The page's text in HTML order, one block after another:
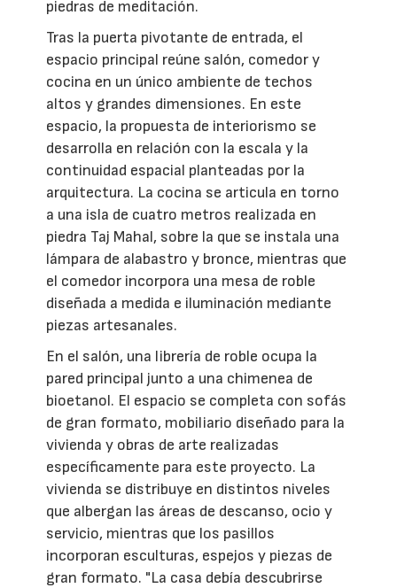
piedras de meditación.
Tras la puerta pivotante de entrada, el
espacio principal reúne salón, comedor y
cocina en un único ambiente de techos
altos y grandes dimensiones. En este
espacio, la propuesta de interiorismo se
desarrolla en relación con la escala y la
continuidad espacial planteadas por la
arquitectura. La cocina se articula en torno
a una isla de cuatro metros realizada en
piedra Taj Mahal, sobre la que se instala una
lámpara de alabastro y bronce, mientras que
el comedor incorpora una mesa de roble
diseñada a medida e iluminación mediante
piezas artesanales.
En el salón, una librería de roble ocupa la
pared principal junto a una chimenea de
bioetanol. El espacio se completa con sofás
de gran formato, mobiliario diseñado para la
vivienda y obras de arte realizadas
específicamente para este proyecto. La
vivienda se distribuye en distintos niveles
que albergan las áreas de descanso, ocio y
servicio, mientras que los pasillos
incorporan esculturas, espejos y piezas de
gran formato. "La casa debía descubrirse